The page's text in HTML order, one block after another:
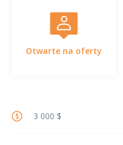
Otwarte na oferty
3 000 $